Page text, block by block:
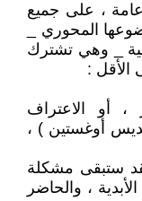
، على جميع
المحوري _
_ وهي تشترك
الأقل :
، أو الاعتراف
أوغستين ) ،
ستبقى مشكلة
، والحاضر